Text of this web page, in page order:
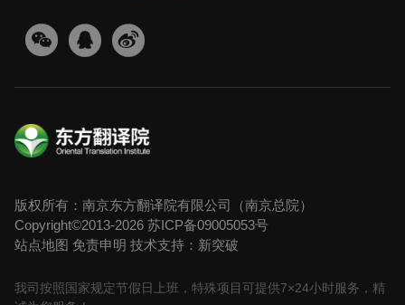
版权所有：南京东方翻译院有限公司（南京总院）
Copyright©2013-2026 苏ICP备09005053号
站点地图 免责申明 技术支持：新突破
我司按照国家规定节假日上班，特殊项目可提供7×24小时服务，精